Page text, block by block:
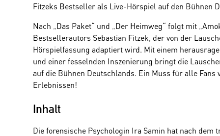
Fitzeks Bestseller als Live-Hörspiel auf den Bühnen
Nach „Das Paket“ und „Der Heimweg“ folgt mit
Bestsellerautors Sebastian Fitzek, der von der
Hörspielfassung adaptiert wird. Mit einem
und einer fesselnden Inszenierung bringt die
auf die Bühnen Deutschlands. Ein Muss für alle
Erlebnissen!
Inhalt
Die forensische Psychologin Ira Samin hat nach